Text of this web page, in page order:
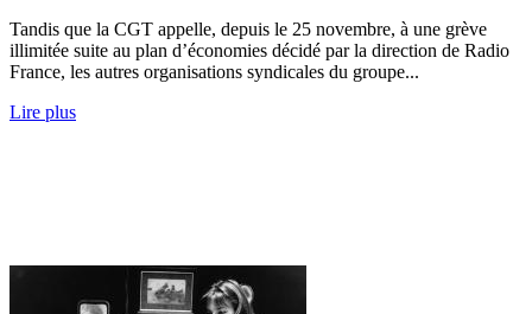
Tandis que la CGT appelle, depuis le 25 novembre, à une grève
illimitée suite au plan d’économies décidé par la direction de Radio
France, les autres organisations syndicales du groupe...
Lire plus